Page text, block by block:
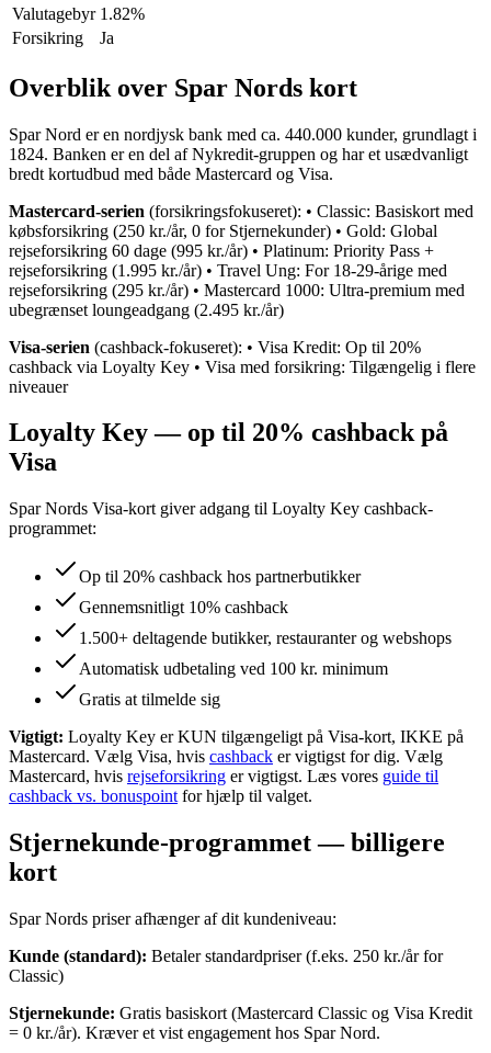
Valutagebyr 1.82%
Forsikring
Ja
Overblik over Spar Nords kort
Spar Nord er en nordjysk bank med ca. 440.000 kunder, grundlagt i
1824. Banken er en del af Nykredit-gruppen og har et usædvanligt
bredt kortudbud med både Mastercard og Visa.
Mastercard-serien (forsikringsfokuseret): • Classic: Basiskort med
købsforsikring (250 kr./år, 0 for Stjernekunder) • Gold: Global
rejseforsikring 60 dage (995 kr./år) • Platinum: Priority Pass +
rejseforsikring (1.995 kr./år) • Travel Ung: For 18-29-årige med
rejseforsikring (295 kr./år) • Mastercard 1000: Ultra-premium med
ubegrænset loungeadgang (2.495 kr./år)
Visa-serien (cashback-fokuseret): • Visa Kredit: Op til 20%
cashback via Loyalty Key • Visa med forsikring: Tilgængelig i flere
niveauer
Loyalty Key — op til 20% cashback på
Visa
Spar Nords Visa-kort giver adgang til Loyalty Key cashback-
programmet:
Op til 20% cashback hos partnerbutikker
Gennemsnitligt 10% cashback
1.500+ deltagende butikker, restauranter og webshops
Automatisk udbetaling ved 100 kr. minimum
Gratis at tilmelde sig
Vigtigt: Loyalty Key er KUN tilgængeligt på Visa-kort, IKKE på
Mastercard. Vælg Visa, hvis cashback er vigtigst for dig. Vælg
Mastercard, hvis rejseforsikring er vigtigst. Læs vores guide til
cashback vs. bonuspoint for hjælp til valget.
Stjernekunde-programmet — billigere
kort
Spar Nords priser afhænger af dit kundeniveau:
Kunde (standard): Betaler standardpriser (f.eks. 250 kr./år for
Classic)
Stjernekunde: Gratis basiskort (Mastercard Classic og Visa Kredit
= 0 kr./år). Kræver et vist engagement hos Spar Nord.